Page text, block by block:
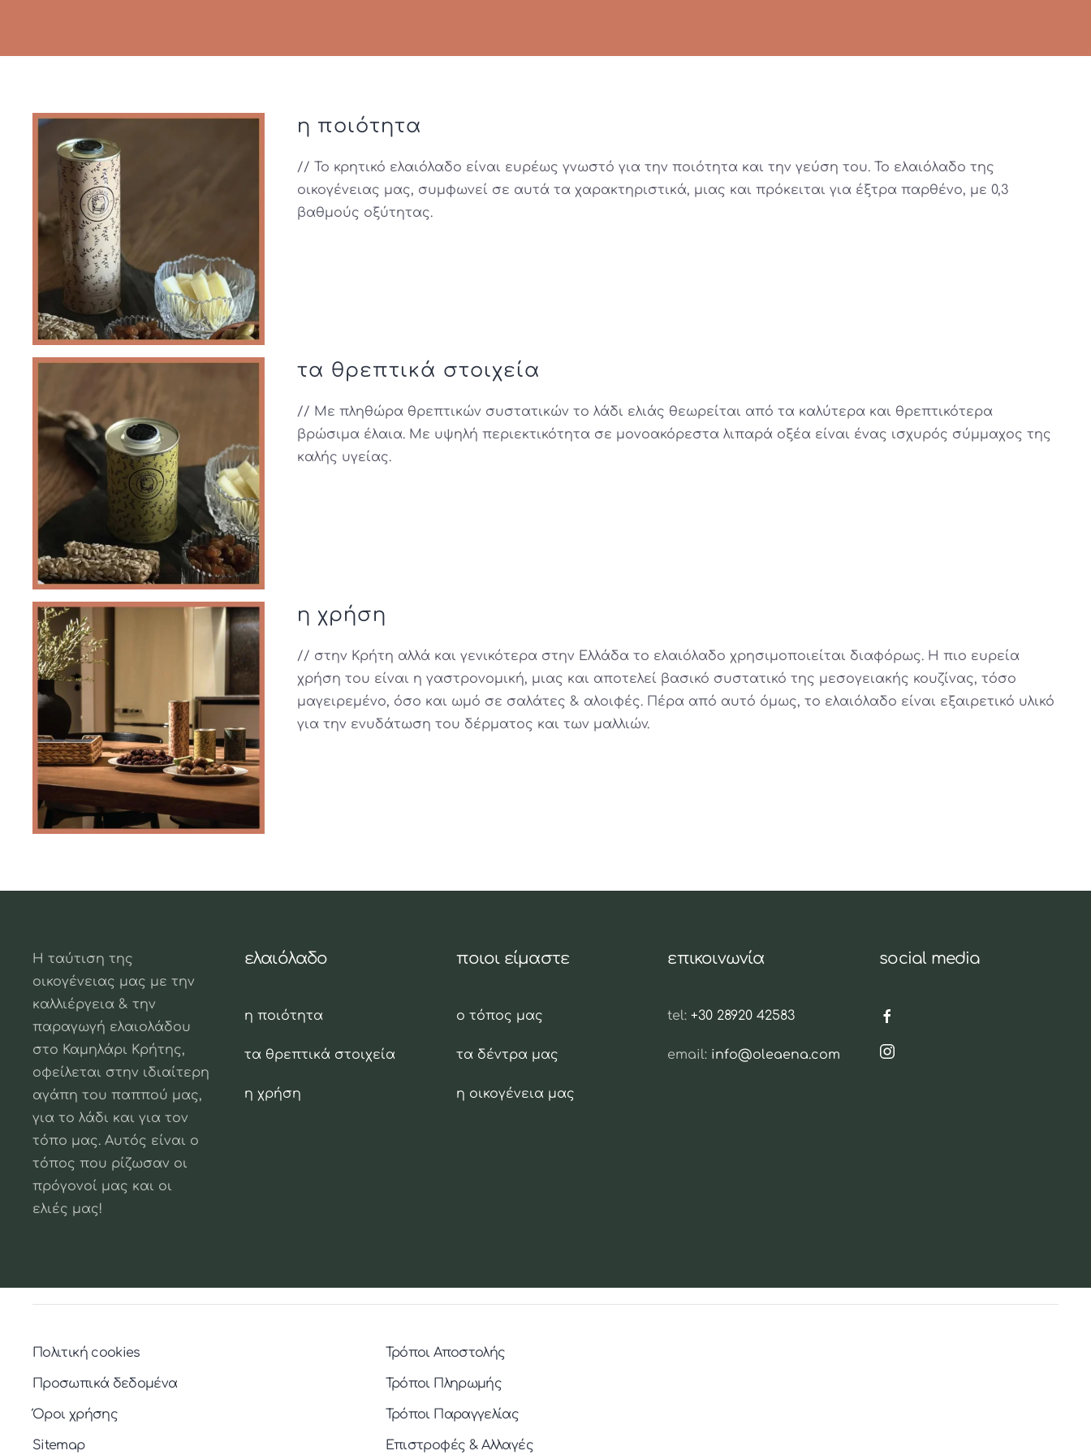
η ποιότητα
// Το κρητικό ελαιόλαδο είναι ευρέως γνωστό για την ποιότητα και την γεύση του. Το ελαιόλαδο της
οικογένειας μας, συμφωνεί σε αυτά τα χαρακτηριστικά, μιας και πρόκειται για έξτρα παρθένο, με 0,3
βαθμούς οξύτητας.
τα θρεπτικά στοιχεία
// Με πληθώρα θρεπτικών συστατικών το λάδι ελιάς θεωρείται από τα καλύτερα και θρεπτικότερα
βρώσιμα έλαια. Με υψηλή περιεκτικότητα σε μονοακόρεστα λιπαρά οξέα είναι ένας ισχυρός σύμμαχος της
καλής υγείας.
η χρήση
// στην Κρήτη αλλά και γενικότερα στην Ελλάδα το ελαιόλαδο χρησιμοποιείται διαφόρως. Η πιο ευρεία
χρήση του είναι η γαστρονομική, μιας και αποτελεί βασικό συστατικό της μεσογειακής κουζίνας, τόσο
μαγειρεμένο, όσο και ωμό σε σαλάτες & αλοιφές. Πέρα από αυτό όμως, το ελαιόλαδο είναι εξαιρετικό υλικό
για την ενυδάτωση του δέρματος και των μαλλιών.
Η ταύτιση της
οικογένειας μας με την
καλλιέργεια & την
παραγωγή ελαιολάδου
στο Καμηλάρι Κρήτης,
οφείλεται στην ιδιαίτερη
αγάπη του παππού μας,
για το λάδι και για τον
τόπο μας. Αυτός είναι ο
τόπος που ρίζωσαν οι
πρόγονοί μας και οι
ελιές μας!
ελαιόλαδο
η ποιότητα
τα θρεπτικά στοιχεία
η χρήση
ποιοι είμαστε
ο τόπος μας
τα δέντρα μας
η οικογένεια μας
επικοινωνία
tel:+30 28920 42583
email: info@oleaena.com
social media
Πολιτική cookies
Προσωπικά δεδομένα
Όροι χρήσης
Sitemap
Τρόποι Αποστολής
Τρόποι Πληρωμής
Τρόποι Παραγγελίας
Επιστροφές & Αλλαγές